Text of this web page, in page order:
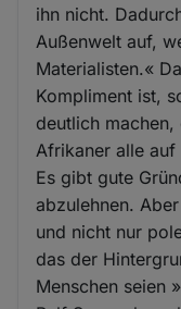
ihn nicht.
Außenwelt auf,
Materialisten.«
Kompliment ist,
deutlich machen,
Afrikaner alle auf
Es gibt gute
abzulehnen.
und nicht nur
das der
Menschen seien